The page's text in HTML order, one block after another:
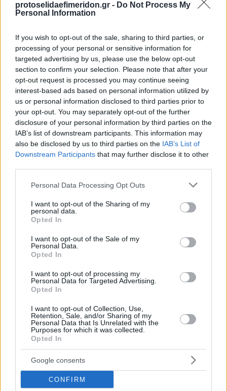
protoselidaefimeridon.gr - Do Not Process My
Personal Information
If you wish to opt-out of the sale, sharing to third parties, or
processing of your personal or sensitive information for
targeted advertising by us, please use the below opt-out
section to confirm your selection. Please note that after your
opt-out request is processed you may continue seeing
interest-based ads based on personal information utilized by
us or personal information disclosed to third parties prior to
your opt-out. You may separately opt-out of the further
disclosure of your personal information by third parties on the
IAB’s list of downstream participants. This information may
also be disclosed by us to third parties on the IAB’s List of
Downstream Participants that may further disclose it to other
Please note that this website/app uses one or more Google
not limited to your visit or usage behaviour. You may click to
grant or deny consent to Google and its third-party tags to
use your data for below specified purposes in below Google
consent section.
Personal Data Processing Opt Outs
I want to opt-out of the Sharing of my
personal data.
Opted In
I want to opt-out of the Sale of my
Personal Data.
Opted In
I want to opt-out of processing my
Personal Data for Targeted Advertising.
Opted In
I want to opt-out of Collection, Use,
Retention, Sale, and/or Sharing of my
Personal Data that Is Unrelated with the
Purposes for which it was collected.
Opted In
Google consents
CONFIRM
Προηγούμενη
Πρωινά Νέα Ιωαννίνων
Επόμενη
Ελεύθερη Θράκη
Κοινοποιήστε
Προηγούμενη
Πρωινά Νέα Ιωαννίνων
Επόμενη
Ελεύθερη Θράκη